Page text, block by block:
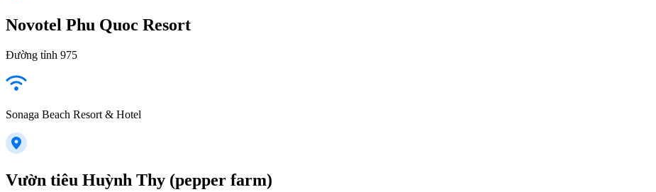
Novotel Phu Quoc Resort
Đường tỉnh 975
Sonaga Beach Resort & Hotel
Vườn tiêu Huỳnh Thy (pepper farm)